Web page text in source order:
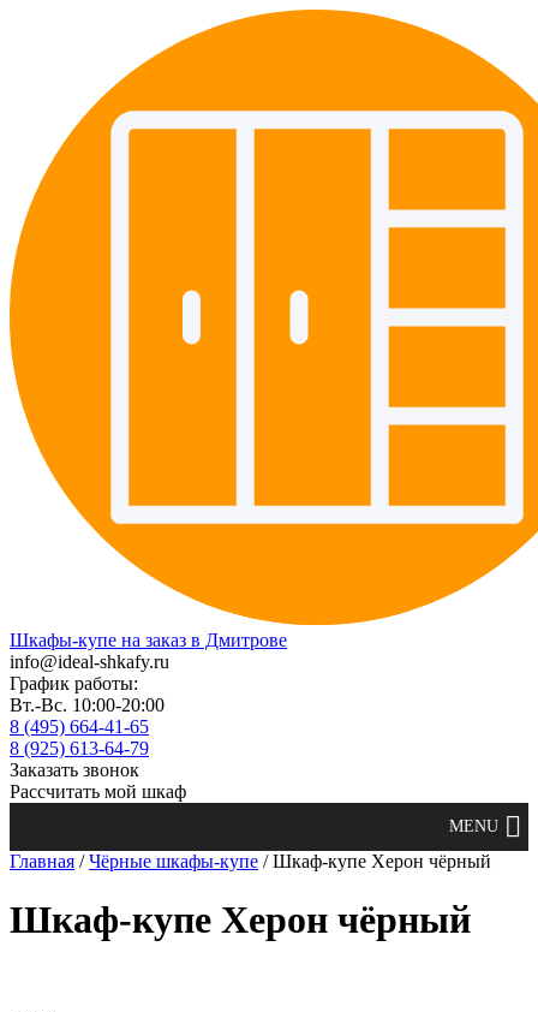
Шкафы-купе на заказ в Дмитрове
info@ideal-shkafy.ru
График работы:
Вт.-Вс. 10:00-20:00
8 (495) 664-41-65
8 (925) 613-64-79
Заказать звонок
Рассчитать мой шкаф
Главная /Чёрные шкафы-купе / Шкаф-купе Херон чёрный
Шкаф-купе Херон чёрный